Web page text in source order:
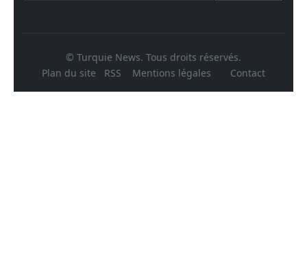
© Turquie News. Tous droits réservés.
Plan du site
RSS Mentions légales Contact